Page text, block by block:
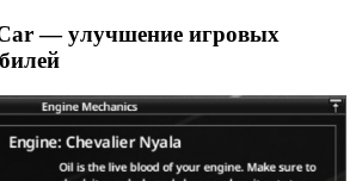
— улучшение игровых